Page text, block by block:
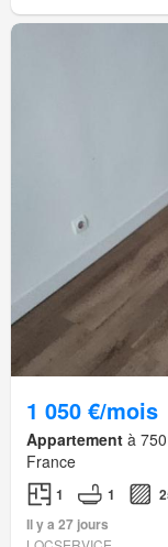
1 050 €/mois
Appartement à
France
1 1
Il y a 27 jours